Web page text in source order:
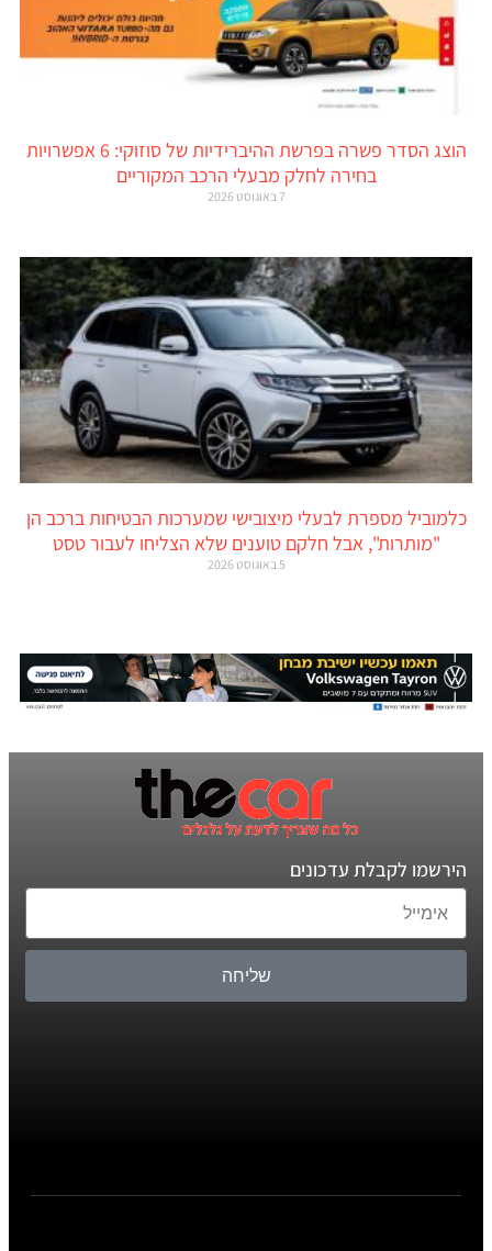
הוצג הסדר פשרה בפרשת ההיברידיות של סוזוקי: 6 אפשרויות
בחירה לחלק מבעלי הרכב המקוריים
7 באוגוסט 2026
כלמוביל מספרת לבעלי מיצובישי שמערכות הבטיחות ברכב הן
"מותרות", אבל חלקם טוענים שלא הצליחו לעבור טסט
5 באוגוסט 2026
הירשמו לקבלת עדכונים
שליחה